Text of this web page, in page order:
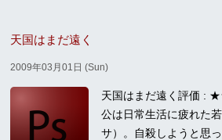
天国はまだ遠く
2009年03月01日 (Sun)
天国はまだ遠く評価
公は日常生活に疲れた
サ）。自殺しようと思